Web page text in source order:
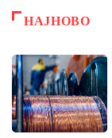
НАЈНОВО